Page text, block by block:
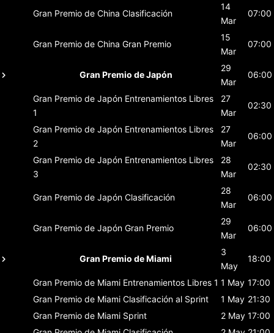
Gran Premio de China Clasificación
14
Mar
07:00
Gran Premio de China Gran Premio
15
Mar
07:00
Gran Premio de Japón
29
Mar
06:00
Gran Premio de Japón Entrenamientos Libres
1
27
Mar
02:30
Gran Premio de Japón Entrenamientos Libres
2
27
Mar
06:00
Gran Premio de Japón Entrenamientos Libres
3
28
Mar
02:30
Gran Premio de Japón Clasificación
28
Mar
06:00
Gran Premio de Japón Gran Premio
29
Mar
06:00
Gran Premio de Miami
3
May
18:00
Gran Premio de Miami Entrenamientos Libres 1 1 May 17:00
Gran Premio de Miami Clasificación al Sprint 1 May 21:30
Gran Premio de Miami Sprint 2 May 17:00